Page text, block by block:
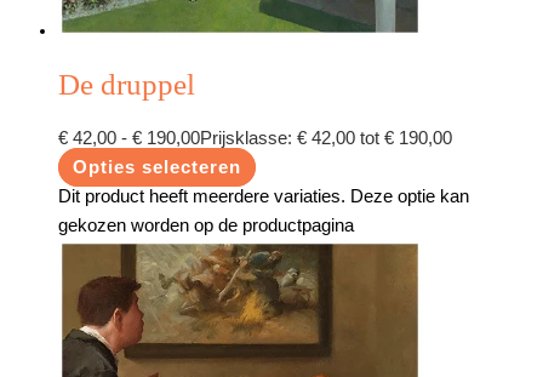
De druppel
€ 42,00 - € 190,00Prijsklasse: € 42,00 tot € 190,00
Opties selecteren
Dit product heeft meerdere variaties. Deze optie kan
gekozen worden op de productpagina